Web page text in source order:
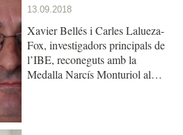
13.09.2018
Xavier Bellés i Carles Lalueza-
Fox, investigadors principals de
l’IBE, reconeguts amb la
Medalla Narcís Monturiol al